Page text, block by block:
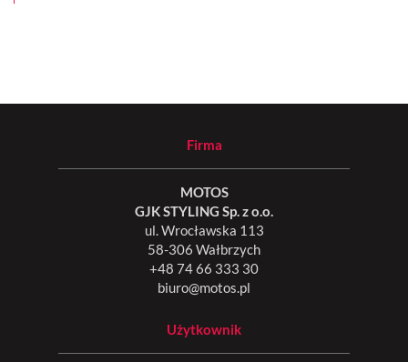
Firma
MOTOS
GJK STYLING Sp. z o.o.
ul. Wrocławska 113
58-306 Wałbrzych
+48 74 66 333 30
biuro@motos.pl
Użytkownik